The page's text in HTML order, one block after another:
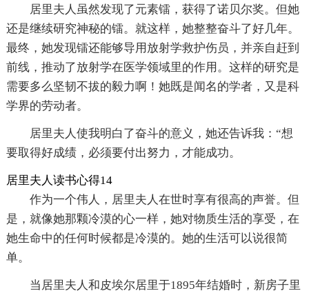
居里夫人虽然发现了元素镭，获得了诺贝尔奖。但她
还是继续研究神秘的镭。就这样，她整整奋斗了好几年。
最终，她发现镭还能够导用放射学救护伤员，并亲自赶到
前线，推动了放射学在医学领域里的作用。这样的研究是
需要多么坚韧不拔的毅力啊！她既是闻名的学者，又是科
学界的劳动者。
居里夫人使我明白了奋斗的意义，她还告诉我：“想
要取得好成绩，必须要付出努力，才能成功。
居里夫人读书心得14
作为一个伟人，居里夫人在世时享有很高的声誉。但
是，就像她那颗冷漠的心一样，她对物质生活的享受，在
她生命中的任何时候都是冷漠的。她的生活可以说很简
单。
当居里夫人和皮埃尔居里于1895年结婚时，新房子里